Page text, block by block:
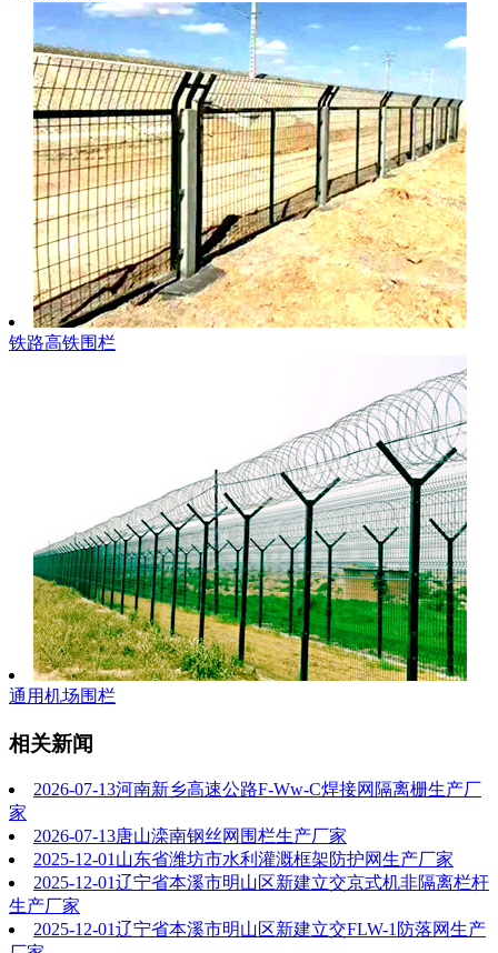
铁路高铁围栏
通用机场围栏
相关新闻
2026-07-13河南新乡高速公路F-Ww-C焊接网隔离栅生产厂
家
2026-07-13唐山滦南钢丝网围栏生产厂家
2025-12-01 山东省潍坊市水利灌溉框架防护网生产厂家
2025-12-01辽宁省本溪市明山区新建立交京式机非隔离栏杆
生产厂家
2025-12-01辽宁省本溪市明山区新建立交FLW-1防落网生产